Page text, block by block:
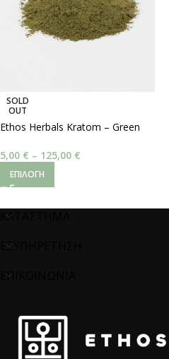
SOLD
OUT
Ethos Herbals Kratom – Green
5,00 € – 125,00 €
ΕΠΙΛΟΓΉ
ΚΑΤΑΣΤΗΜΑ
ΕΞΥΠΗΡΕΤΗΣΗ
ΕΠΙΚΟΙΝΩΝΙΑ